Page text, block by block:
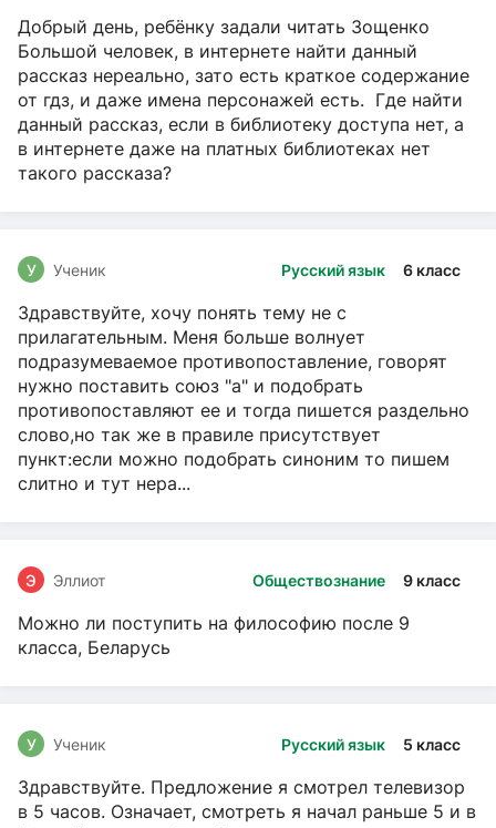
Добрый день, ребёнку задали читать Зощенко
Большой человек, в интернете найти данный
рассказ нереально, зато есть краткое содержание
от гдз, и даже имена персонажей есть. Где найти
данный рассказ, если в библиотеку доступа нет, а
в интернете даже на платных библиотеках нет
такого рассказа?
Русский язык 6 класс
У Ученик
Здравствуйте, хочу понять тему не с
прилагательным. Меня больше волнует
подразумеваемое противопоставление, говорят
нужно поставить союз "а" и подобрать
противопоставляют ее и тогда пишется раздельно
слово,но так же в правиле присутствует
пункт:если можно подобрать синоним то пишем
слитно и тут нера...
Обществознание 9 класс
Э Эллиот
Можно ли поступить на философию после 9
класса, Беларусь
Русский язык 5 класс
У Ученик
Здравствуйте. Предложение я смотрел телевизор
в 5 часов. Означает, смотреть я начал раньше 5 и в